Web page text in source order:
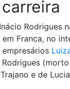
Rodrigues
Franca, no
Rodrigues
e de